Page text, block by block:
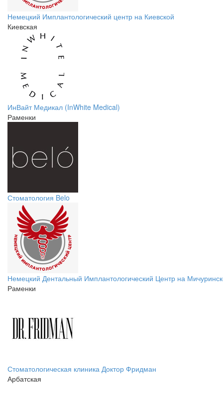
Немецкий Имплантологический центр на Киевской
Киевская
ИнВайт Медикал (InWhite Medical)
Раменки
Стоматология Belo
Немецкий Дентальный Имплантологический Центр на
Раменки
Стоматологическая клиника Доктор Фридман
Арбатская